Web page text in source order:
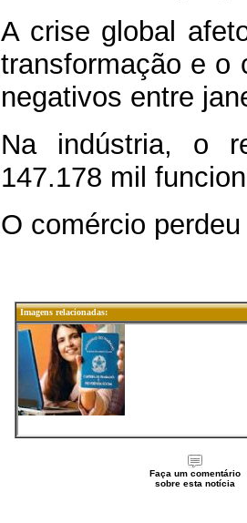
A crise global
transformação e o
negativos entre
Na indústria, o
147.178 mil
O comércio
Imagens relacionadas:
Faça um comentário
sobre esta notícia